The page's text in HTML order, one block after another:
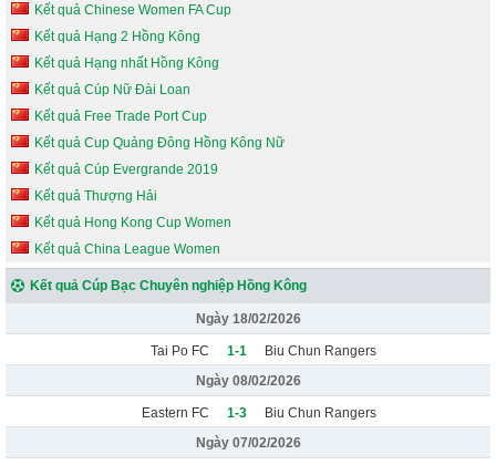
Kết quả Chinese Women FA Cup
Kết quả Hạng 2 Hồng Kông
Kết quả Hạng nhất Hồng Kông
Kết quả Cúp Nữ Đài Loan
Kết quả Free Trade Port Cup
Kết quả Cup Quảng Đông Hồng Kông Nữ
Kết quả Cúp Evergrande 2019
Kết quả Thượng Hải
Kết quả Hong Kong Cup Women
Kết quả China League Women
Kết quả Cúp Bạc Chuyên nghiệp Hồng Kông
Ngày 18/02/2026
Tai Po FC 1-1
Biu Chun Rangers
Ngày 08/02/2026
Eastern FC 1-3
Biu Chun Rangers
Ngày 07/02/2026